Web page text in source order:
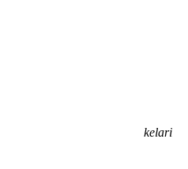
kelari